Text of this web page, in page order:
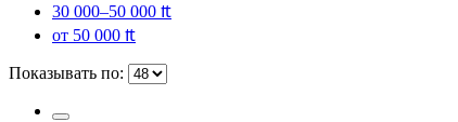
30 000–50 000 ₶
от 50 000 ₶
Показывать по: